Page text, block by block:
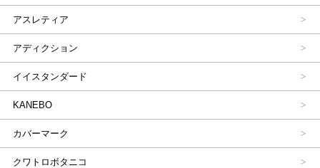
アスレティア
アディクション
イイスタンダード
KANEBO
カバーマーク
クワトロボタニコ